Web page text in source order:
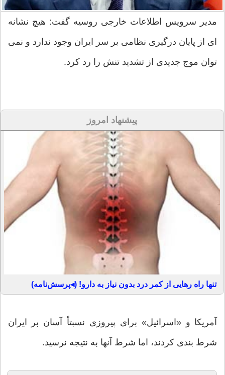
مدیر سرویس اطلاعات خارجی روسیه گفت: هیچ نشانه
ای از پایان درگیری نظامی بر سر ایران وجود ندارد و نمی
توان موج جدیدی از تشدید تنش را رد کرد.
پیشنهاد امروز
تنها راه رهایی از کمر درد بدون نیاز به دارو! (◂پرسش‌نامه)
آمریکا و «اسرائیل» برای پیروزی نسبتاً آسان بر ایران
شرط بندی کردند، اما شرط آنها به نتیجه نرسید.